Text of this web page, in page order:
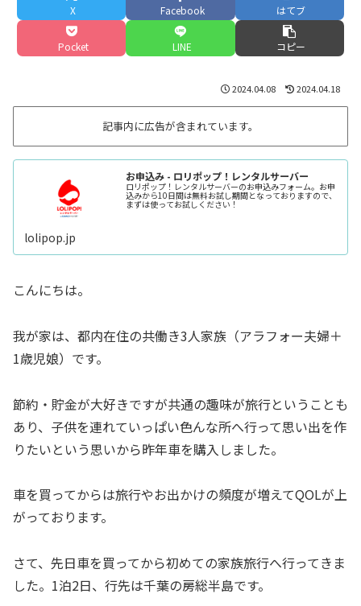
X Facebook はてブ
Pocket LINE コピー
2024.04.08 2024.04.18
記事内に広告が含まれています。
お申込み - ロリポップ！レンタルサーバー
ロリポップ！レンタルサーバーのお申込みフォーム。お申
込みから10日間は無料お試し期間となっておりますので、
まずは使ってお試しください！
lolipop.jp
こんにちは。
我が家は、都内在住の共働き3人家族（アラフォー夫婦＋
1歳児娘）です。
節約・貯金が大好きですが共通の趣味が旅行ということも
あり、子供を連れていっぱい色んな所へ行って思い出を作
りたいという思いから昨年車を購入しました。
車を買ってからは旅行やお出かけの頻度が増えてQOLが上
がっております。
さて、先日車を買ってから初めての家族旅行へ行ってきま
した。1泊2日、行先は千葉の房総半島です。